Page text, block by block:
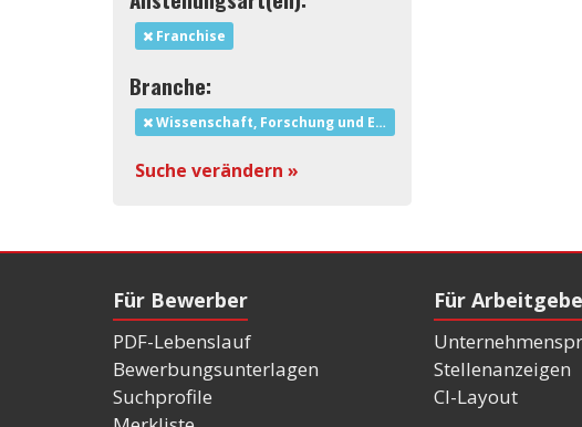
Franchise
Branche:
Wissenschaft, Forschung und Entwicklung
Suche verändern »
Für Bewerber
PDF-Lebenslauf
Bewerbungsunterlagen
Suchprofile
Für
Stellenanzeigen
CI-Layout